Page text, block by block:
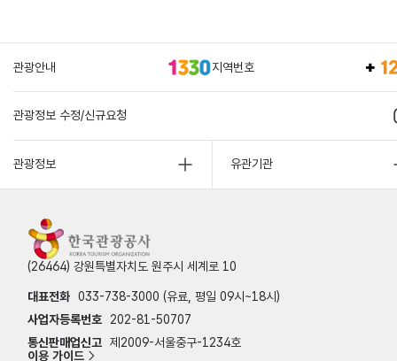
관광안내 지역번호
관광정보 수정/신규요청
관광정보 유관기관
(26464) 강원특별자치도 원주시 세계로 10
대표전화 033-738-3000 (유료, 평일 09시~18시)
사업자등록번호
202-81-50707
통신판매업신고 제2009-서울중구-1234호
이용 가이드